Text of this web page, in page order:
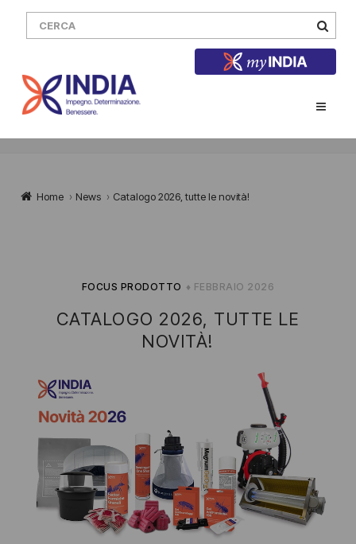
Home › News › Catalogo 2026, tutte le novità!
FOCUS PRODOTTO ♦ FEBBRAIO 2026
CATALOGO 2026, TUTTE LE
NOVITÀ!